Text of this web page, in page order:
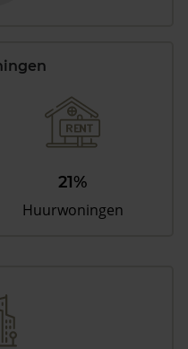
21%
Huurwoningen